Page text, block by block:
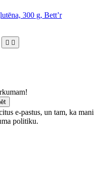
300 g, Bett’r
 
e-pastus, un tam, ka mani
politiku.